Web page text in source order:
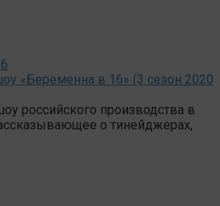
«Беременна в 16» (3 сезон 2020
российского производства в
о тинейджерах,